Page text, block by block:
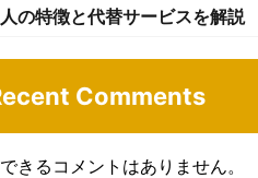
の特徴と代替サービスを解説
Comments
きるコメントはありません。